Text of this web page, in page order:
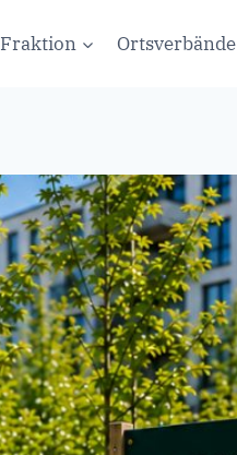
Fraktion Ortsverbände